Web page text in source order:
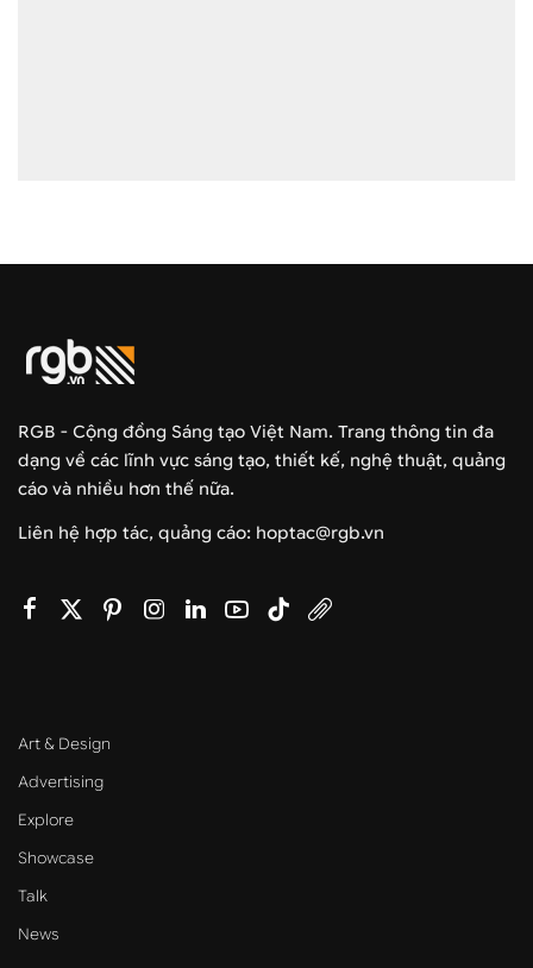
RGB - Cộng đồng Sáng tạo Việt Nam. Trang thông tin đa
dạng về các lĩnh vực sáng tạo, thiết kế, nghệ thuật, quảng
cáo và nhiều hơn thế nữa.
Liên hệ hợp tác, quảng cáo: hoptac@rgb.vn
Art & Design
Advertising
Explore
Showcase
Talk
News